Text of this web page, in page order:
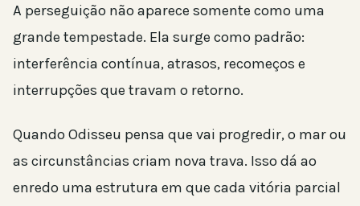
A perseguição não aparece somente como uma
grande tempestade. Ela surge como padrão:
interferência contínua, atrasos, recomeços e
interrupções que travam o retorno.
Quando Odisseu pensa que vai progredir, o mar ou
as circunstâncias criam nova trava. Isso dá ao
enredo uma estrutura em que cada vitória parcial